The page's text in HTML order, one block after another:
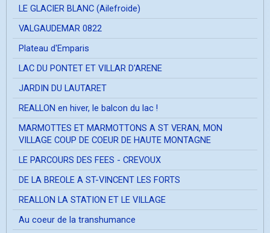
LE GLACIER BLANC (Ailefroide)
VALGAUDEMAR 0822
Plateau d'Emparis
LAC DU PONTET ET VILLAR D'ARENE
JARDIN DU LAUTARET
REALLON en hiver, le balcon du lac !
MARMOTTES ET MARMOTTONS A ST VERAN, MON
VILLAGE COUP DE COEUR DE HAUTE MONTAGNE
LE PARCOURS DES FEES - CREVOUX
DE LA BREOLE A ST-VINCENT LES FORTS
REALLON LA STATION ET LE VILLAGE
Au coeur de la transhumance